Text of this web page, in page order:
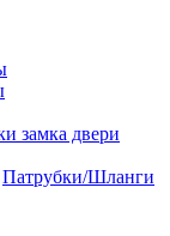
замка двери
Патрубки/Шланги